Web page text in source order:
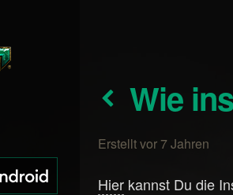
Wie
Erstellt vor 7 Jahren
Hier kannst Du die